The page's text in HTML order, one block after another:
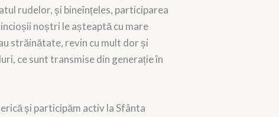
rudelor, și bineînțeles, participarea
noștri le așteaptă cu mare
străinătate, revin cu mult dor și
ce sunt transmise din generație în
și participăm activ la Sfânta